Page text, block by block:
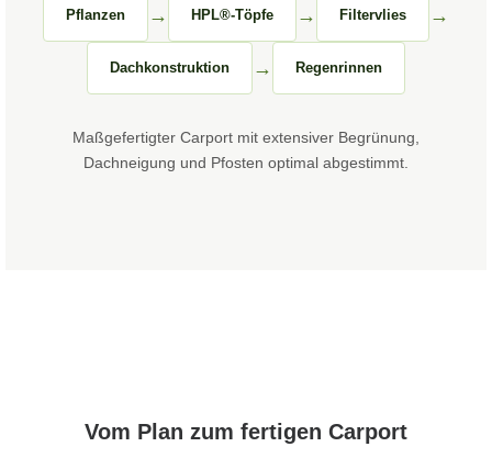
Pflanzen → HPL®-Töpfe → Filtervlies →
Dachkonstruktion → Regenrinnen
Maßgefertigter Carport mit extensiver Begrünung,
Dachneigung und Pfosten optimal abgestimmt.
Vom Plan zum fertigen Carport